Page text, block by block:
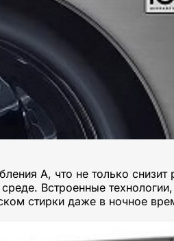
A, что не только снизит
Встроенные технологии,
стирки даже в ночное